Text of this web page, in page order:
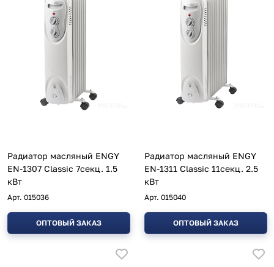
Радиатор масляный ENGY
EN-1307 Classic 7секц. 1.5
кВт
Арт. 015036
ОПТОВЫЙ ЗАКАЗ
Радиатор масляный ENGY
EN-1311 Classic 11секц. 2.5
кВт
Арт. 015040
ОПТОВЫЙ ЗАКАЗ